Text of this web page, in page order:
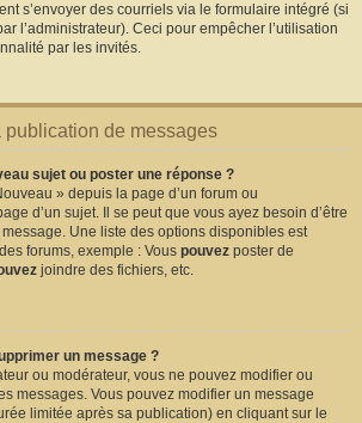
s’envoyer des courriels via le formulaire intégré (si
l’administrateur). Ceci pour empêcher l’utilisation
par les invités.
publication de messages
sujet ou poster une réponse ?
» depuis la page d’un forum ou
d’un sujet. Il se peut que vous ayez besoin d’être
Une liste des options disponibles est
forums, exemple : Vous pouvez poster de
joindre des fichiers, etc.
un message ?
ou modérateur, vous ne pouvez modifier ou
messages. Vous pouvez modifier un message
limitée après sa publication) en cliquant sur le